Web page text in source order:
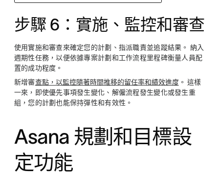
步驟 6：實施、監控和審查
使用實施和審查來確定您的計劃、指派職責並追蹤結果。 納入
週期性任務，以便依據專案計劃和工作流程里程碑衡量人員配
置的成功程度。
新增審查點，以監控隨著時間推移的留任率和績效進度。 這樣
一來，即使優先事項發生變化、解僱流程發生變化或發生重
組，您的計劃也能保持彈性和有效性。
Asana 規劃和目標設
定功能